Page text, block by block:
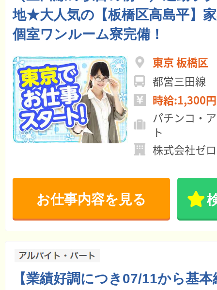
地★大人気の【板橋区高島平】
個室ワンルーム寮完備！
東京 板橋区
都営三田線
時給:1,300
パチンコ・
ト
株式会社ゼ
お仕事内容を見る
【業績好調につき07/11から基